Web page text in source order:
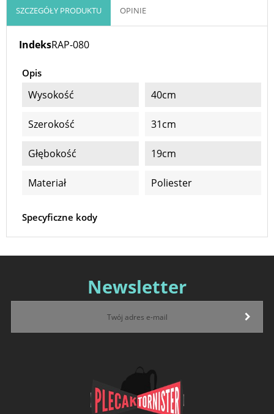
SZCZEGÓŁY PRODUKTU OPINIE
IndeksRAP-080
Opis
Wysokość 40cm
Szerokość 31cm
Głębokość 19cm
Materiał Poliester
Specyficzne kody
Newsletter